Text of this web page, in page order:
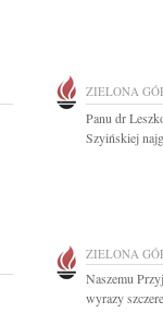
ZIELONA
Panu dr
Szyińskiej
ZIELONA
Naszemu
wyrazy